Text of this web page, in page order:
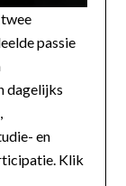
passie
dagelijks
en
Klik